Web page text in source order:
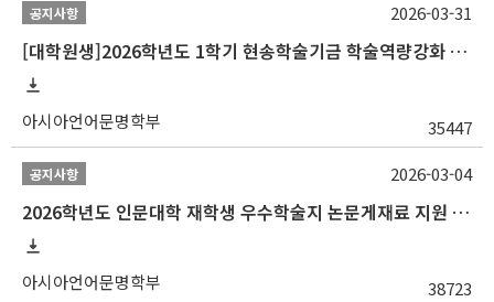
공지사항
[대학원생]2026학년도 1학기 현송학술기금 학술역량강화 사업 안내
아시아언어문명학부 35447
2026-03-31
공지사항
2026학년도 인문대학 재학생 우수학술지 논문게재료 지원 안내
아시아언어문명학부 38723
2026-03-04